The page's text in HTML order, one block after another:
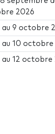
2026
au9 octobre
au10 octobre
au12 octobre